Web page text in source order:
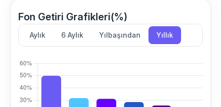
Fon Getiri Grafikleri(%)
Aylık 6 Aylık Yılbaşından Yıllık